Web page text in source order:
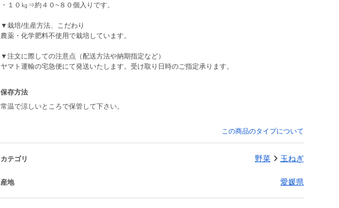
・１０㎏⇒約４０~８０個入りです。
▼栽培/生産方法、こだわり
農薬・化学肥料不使用で栽培しています。
▼注文に際しての注意点（配送方法や納期指定など）
ヤマト運輸の宅急便にて発送いたします。受け取り日時のご指定承ります。
保存方法
常温で涼しいところで保管して下さい。
この商品のタイプについて
カテゴリ 野菜 玉ねぎ
産地 愛媛県